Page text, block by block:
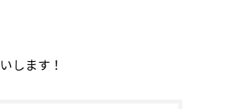
します！